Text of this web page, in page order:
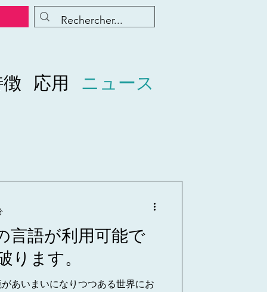
応用 ニュース
言語が利用可能で
ります。
あいまいになりつつある世界にお